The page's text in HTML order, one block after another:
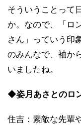
そういうことって
か。なので、「ロ
さん」っていう印
のみんなで、袖か
いましたね。
◆姿月あさとのロ
住吉：素敵な先輩